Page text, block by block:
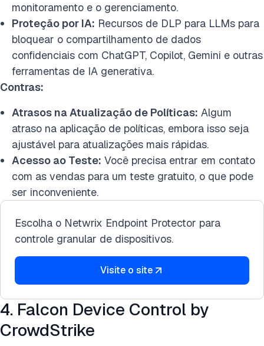
monitoramento e o gerenciamento.
Proteção por IA: Recursos de DLP para LLMs para
bloquear o compartilhamento de dados
confidenciais com ChatGPT, Copilot, Gemini e outras
ferramentas de IA generativa.
Contras:
Atrasos na Atualização de Políticas: Algum
atraso na aplicação de políticas, embora isso seja
ajustável para atualizações mais rápidas.
Acesso ao Teste: Você precisa entrar em contato
com as vendas para um teste gratuito, o que pode
ser inconveniente.
Escolha o Netwrix Endpoint Protector para
controle granular de dispositivos.
Visite o site
4. Falcon Device Control by
CrowdStrike